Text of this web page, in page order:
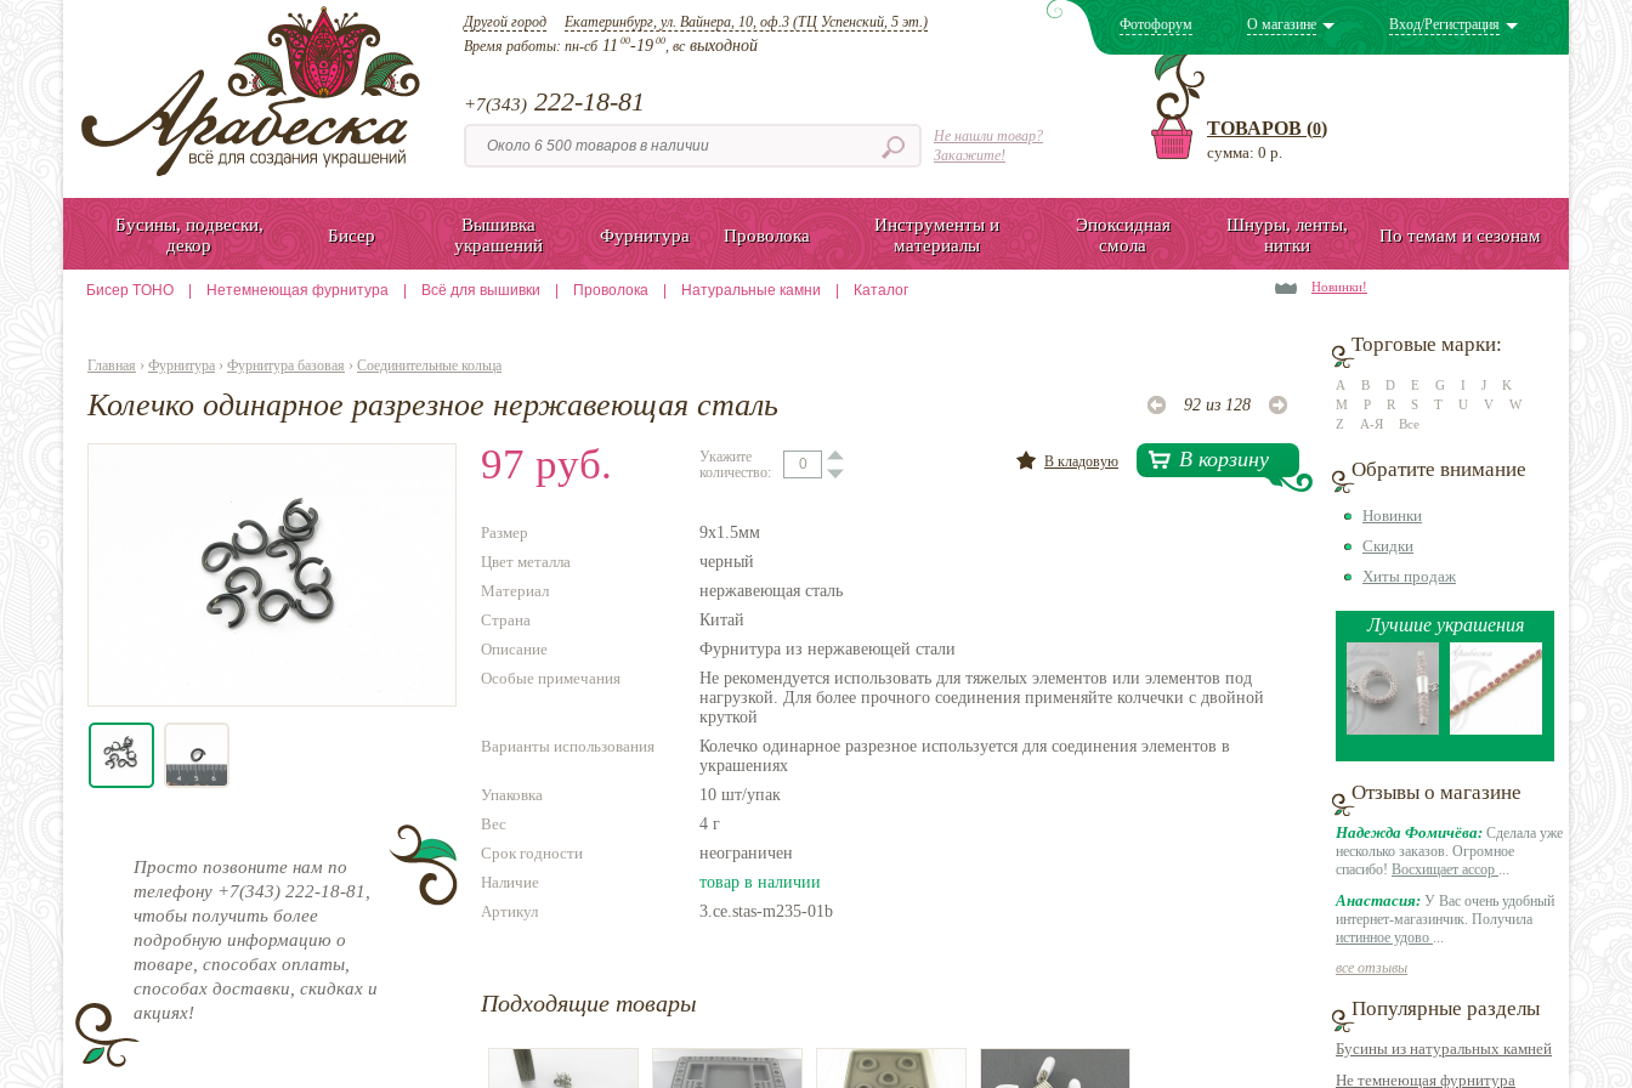
Другой город Екатеринбург, ул. Вайнера, 10, оф.3 (ТЦ Успенский, 5 эт.)
Время работы: пн-сб11 00-19 00, всвыходной
+7(343) 222-18-81
Не нашли товар?
Закажите!
Фотофорум О магазине Вход/Регистрация
ТОВАРОВ (0)
сумма: 0 р.
Бусины, подвески,
декор
Бисер
Вышивка
украшений
Фурнитура Проволока
Инструменты и
материалы
Эпоксидная
смола
Шнуры, ленты,
нитки
По темам и сезонам
Бисер TOHO Нетемнеющая фурнитура Всё для вышивки Проволока Натуральные камни Каталог Новинки!
Главная › Фурнитура › Фурнитура базовая › Соединительные кольца
Колечко одинарное разрезное нержавеющая сталь 92 из 128
Просто позвоните нам по
телефону +7(343) 222-18-81,
чтобы получить более
подробную информацию о
товаре, способах оплаты,
способах доставки, скидках и
акциях!
97 руб.
Укажите
количество:
В корзину
В кладовую
Размер
9х1.5мм
Цвет металла
черный
Материал
нержавеющая сталь
Страна
Китай
Описание
Фурнитура из нержавеющей стали
Особые примечания
Не рекомендуется использовать для тяжелых элементов или элементов под
нагрузкой. Для более прочного соединения применяйте колчечки с двойной
круткой
Варианты использования
Колечко одинарное разрезное используется для соединения элементов в
украшениях
Упаковка
10 шт/упак
Вес
4 г
Срок годности
неограничен
Наличие
товар в наличии
Артикул
3.ce.stas-m235-01b
Подходящие товары
Торговые марки:
A B D E G I J
K
M
P R S T U V
W
Z
А-Я Все
Обратите внимание
Новинки
Скидки
Хиты продаж
Лучшие украшения
Отзывы о магазине
Надежда Фомичёва: Сделала уже
несколько заказов. Огромное
спасибо! Восхищает ассор ...
Анастасия: У Вас очень удобный
интернет-магазинчик. Получила
истинное удово ...
все отзывы
Популярные разделы
Бусины из натуральных камней
Не темнеющая фурнитура